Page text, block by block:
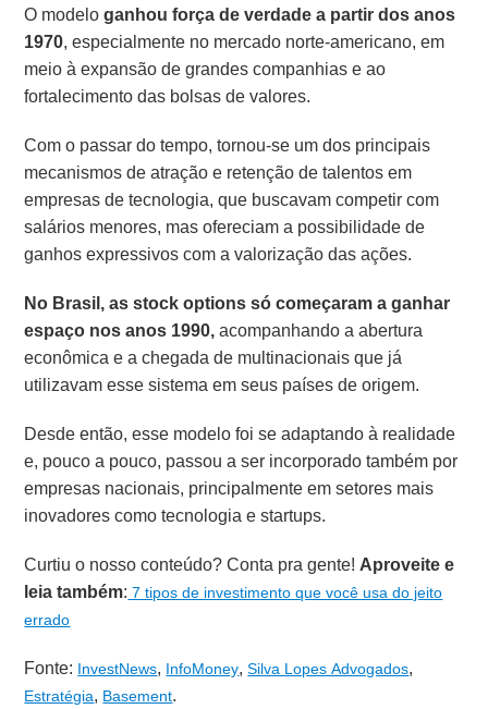
O modeloganhou força de verdade a partir dos anos
1970, especialmente no mercado norte-americano, em
meio à expansão de grandes companhias e ao
fortalecimento das bolsas de valores.
Com o passar do tempo, tornou-se um dos principais
mecanismos de atração e retenção de talentos em
empresas de tecnologia, que buscavam competir com
salários menores, mas ofereciam a possibilidade de
ganhos expressivos com a valorização das ações.
No Brasil, as stock options só começaram a ganhar
espaço nos anos 1990,acompanhando a abertura
econômica e a chegada de multinacionais que já
utilizavam esse sistema em seus países de origem.
Desde então, esse modelo foi se adaptando à realidade
e, pouco a pouco, passou a ser incorporado também por
empresas nacionais, principalmente em setores mais
inovadores como tecnologia e startups.
Curtiu o nosso conteúdo? Conta pra gente!Aproveite e
leia também: 7 tipos de investimento que você usa do jeito
errado
Fonte: InvestNews, InfoMoney,Silva Lopes Advogados,
Estratégia, Basement.